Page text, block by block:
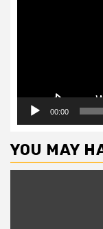
00:00
YOU MAY